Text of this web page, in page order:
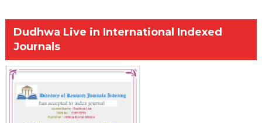
Dudhwa Live in International Indexed
Journals